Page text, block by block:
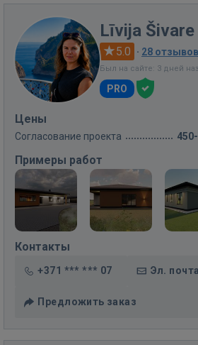
Līvija Šivare
5.0 · 28 отзывов
Был на сайте: 3 дней
PRO
Цены
Согласование проекта
Примеры работ
Контакты
+371 *** *** 07 Эл. почта
Предложить заказ